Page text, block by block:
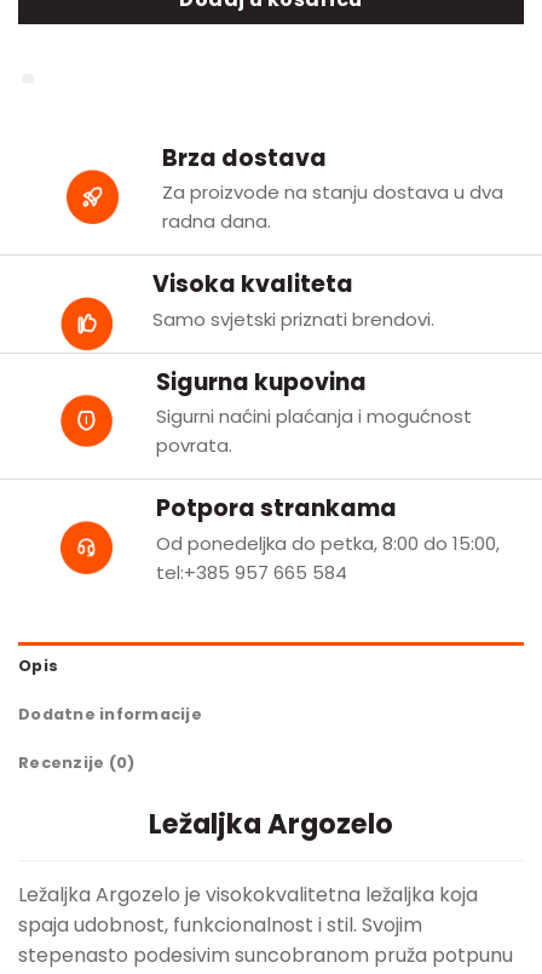
Brza dostava
Za proizvode na stanju dostava u dva
radna dana.
Visoka kvaliteta
Samo svjetski priznati brendovi.
Sigurna kupovina
Sigurni naćini plaćanja i mogućnost
povrata.
Potpora strankama
Od ponedeljka do petka, 8:00 do 15:00,
tel:+385 957 665 584
Opis
Dodatne informacije
Recenzije (0)
Ležaljka Argozelo
Ležaljka Argozelo je visokokvalitetna ležaljka koja
spaja udobnost, funkcionalnost i stil. Svojim
stepenasto podesivim suncobranom pruža potpunu